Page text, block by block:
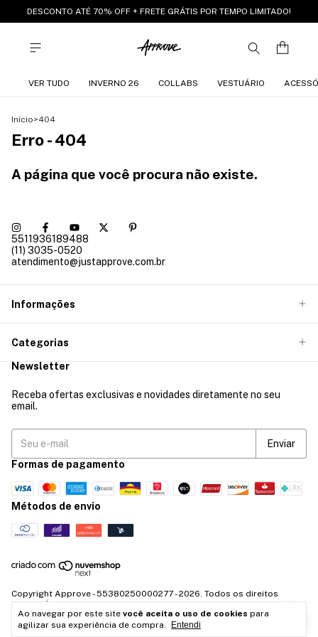
DESCONTO ATÉ 70% OFF + FRETE GRÁTIS POR TEMPO LIMITADO!
VER TUDO INVERNO 26 COLLABS VESTUÁRIO
Ao navegar por este site você aceita o uso de cookies para
agilizar sua experiência de compra.
Entendi
Início>404
Erro - 404
A página que você procura não existe.
5511936189488
(11) 3035-0520
atendimento@justapprove.com.br
Informações
Categorias
Newsletter
Receba ofertas exclusivas e novidades diretamente no seu
email.
Formas de pagamento
Métodos de envio
Copyright Approve - 55380250000277 - 2026. Todos os direitos
reservados.